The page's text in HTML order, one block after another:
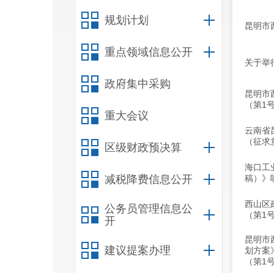
规划计划
重点领域信息公开
政府集中采购
重大会议
区级财政预决算
减税降费信息公开
公务员管理信息公
开
建议提案办理
昆明市
关于举
昆明市
（第1
云南省
（征
海口工
稿）》
西山区
（第1
昆明市
划方案
（第1